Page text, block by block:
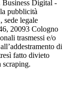
Digital -
pubblicità
legale
20093 Cologno
trasmessi e/o
di
fatto divieto
scraping.